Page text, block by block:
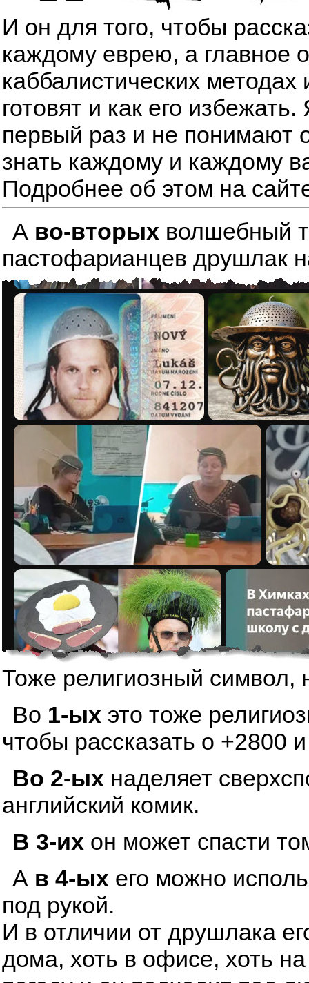
И он для того, чтобы
каждому еврею, а главное
каббалистических
готовят и как его
первый раз и не понимают
знать каждому и каждому
Подробнее об этом на
А во-вторых волшебный
пастофарианцев друшлак
Тоже религиозный символ,
Во 1-ых это тоже
чтобы рассказать о +2800
Во 2-ых наделяет
английский комик.
В 3-их он может спасти
А в 4-ых его можно
под рукой.
И в отличии от друшлака
дома, хоть в офисе, хоть